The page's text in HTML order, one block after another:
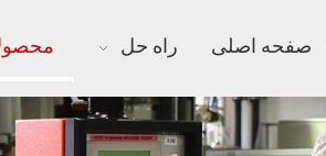
صفحه اصلی راه حل